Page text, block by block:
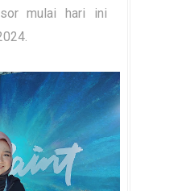
mulai hari ini